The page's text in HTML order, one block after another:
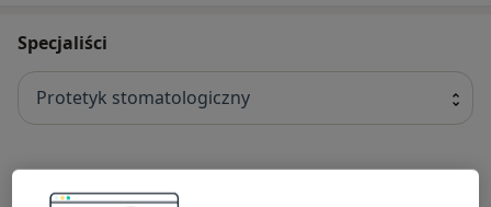
Specjaliści
Protetyk stomatologiczny
lek. dent. Małgorzata Kunkul